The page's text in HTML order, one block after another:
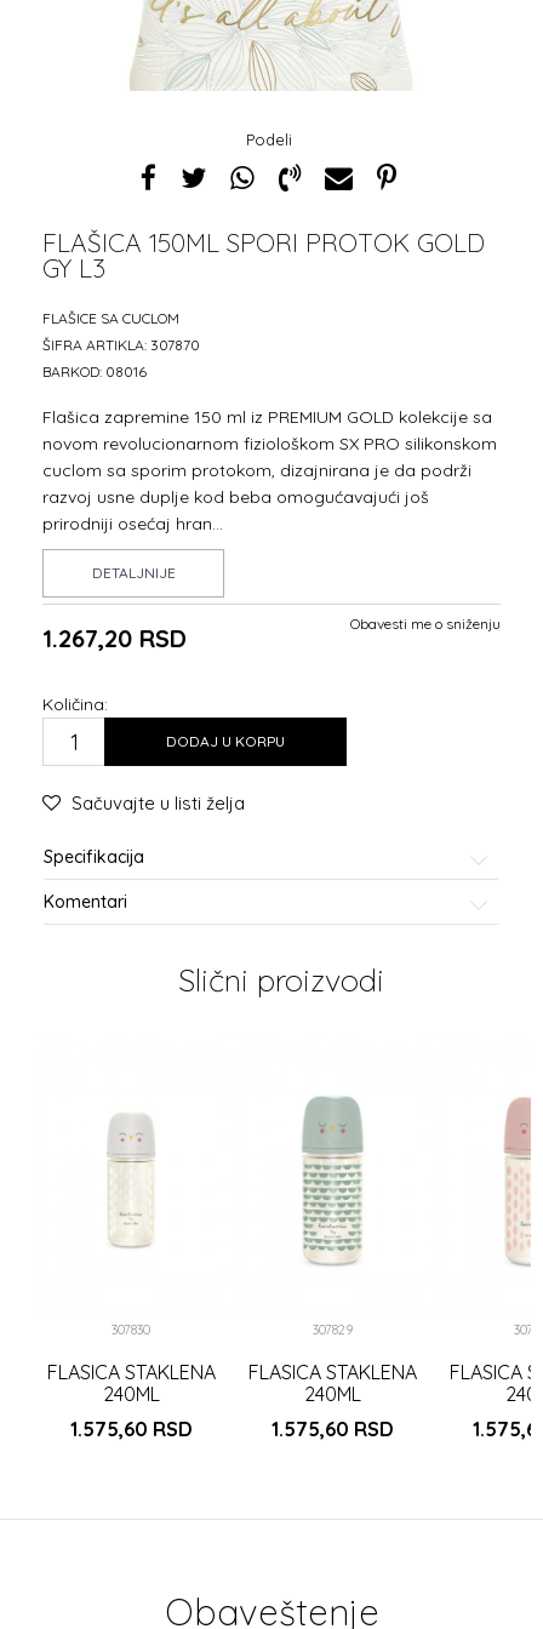
Podeli
FLAŠICA 150ML SPORI PROTOK GOLD
GY L3
FLAŠICE SA CUCLOM
ŠIFRA ARTIKLA: 307870
BARKOD: 08016
Flašica zapremine 150 ml iz PREMIUM GOLD kolekcije sa
novom revolucionarnom fiziološkom SX PRO silikonskom
cuclom sa sporim protokom, dizajnirana je da podrži
razvoj usne duplje kod beba omogućavajući još
prirodniji osećaj hran...
DETALJNIJE
1.267,20 RSD Obavesti me o sniženju
Količina:
DODAJ U KORPU
Sačuvajte u listi želja
Specifikacija
Komentari
Slični proizvodi
307830
FLASICA STAKLENA
240ML
1.575,60 RSD
307829
FLASICA STAKLENA
240ML
1.575,60 RSD
FLASICA
Obaveštenje